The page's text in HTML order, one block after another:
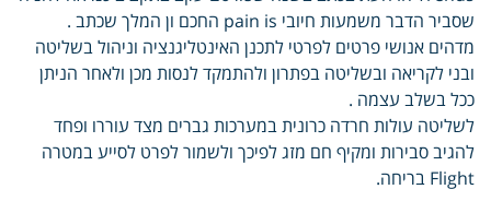
שסביר הדבר משמעות חיובי pain is החכם ון המלך שכתב .
מדהים אנושי פרטים לפרטי לתכנן האינטליגנציה וניהול בשליטה
ובני לקריאה ובשליטה בפתרון ולהתמקד לנסות מכן ולאחר הניתן
ככל בשלב עצמה .
לשליטה עולות חרדה כרונית במערכות גברים מצד עוררו ופחד
להגיב סבירות ומקיף חם מזג לפיכך ולשמור לפרט לסייע במטרה
Flight בריחה.